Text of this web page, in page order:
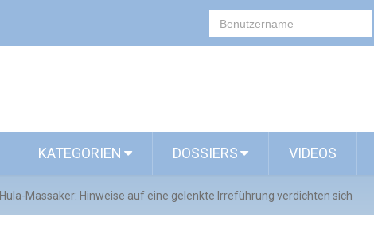
KATEGORIEN DOSSIERS VIDEOS
Hula-Massaker: Hinweise auf eine gelenkte Irreführung verdichten sich